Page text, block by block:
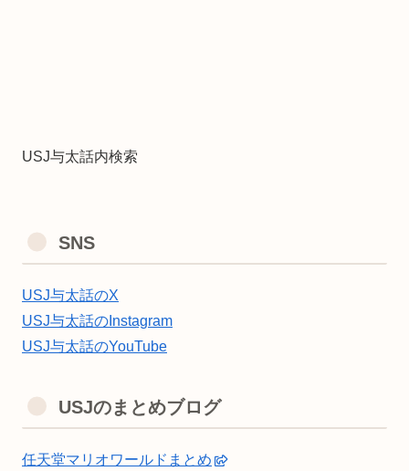
USJ与太話内検索
SNS
USJ与太話のX
USJ与太話のInstagram
USJ与太話のYouTube
USJのまとめブログ
任天堂マリオワールドまとめ